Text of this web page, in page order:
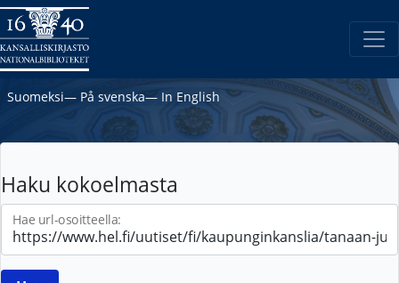
Suomeksi― På svenska― In English
Haku kokoelmasta
Hae url-osoitteella: